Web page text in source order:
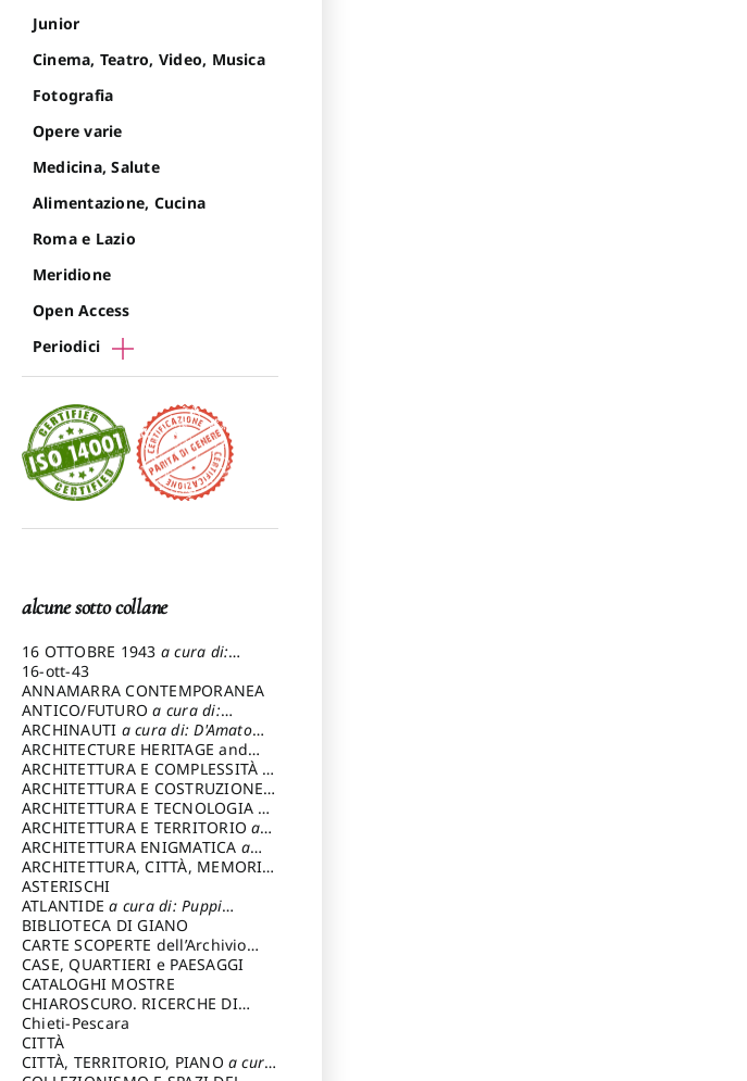
Junior
Cinema, Teatro, Video, Musica
Fotografia
Opere varie
Medicina, Salute
Alimentazione, Cucina
Roma e Lazio
Meridione
Open Access
Periodici
alcune sotto collane
16 OTTOBRE 1943 a cura di:
Pezzetti Marcello
16-ott-43
ANNAMARRA CONTEMPORANEA
ANTICO/FUTUROa cura di:
Varagnoli Claudio
ARCHINAUTI a cura di: D'Amato
Claudio
ARCHITECTURE HERITAGE and
DESIGN
ARCHITETTURA E COMPLESSITÀ a
cura di: Piva Antonio
ARCHITETTURA E COSTRUZIONEa
cura di: Poretti Sergio
ARCHITETTURA E TECNOLOGIA a
cura di: Carrara Gianfranco
ARCHITETTURA E TERRITORIOa
cura di: Pietrogrande Enrico
ARCHITETTURA ENIGMATICA a
cura di: Lenci Ruggero
ARCHITETTURA, CITTÀ, MEMORIA
a cura di: Valeriani Enrico
ASTERISCHI
ATLANTIDEa cura di: Puppi
Lionello
BIBLIOTECA DI GIANO
CARTE SCOPERTE dell’Archivio
Storico Capitolino
CASE, QUARTIERI e PAESAGGI
CATALOGHI MOSTRE
CHIAROSCURO. RICERCHE DI
STORIA E STORIA DELL'ARTE
cura di: Di Carpegna Falconieri
Tommaso
Chieti-Pescara
CITTÀ
CITTÀ, TERRITORIO, PIANO a cura